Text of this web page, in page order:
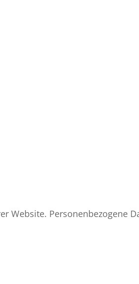
Website. Personenbezogene